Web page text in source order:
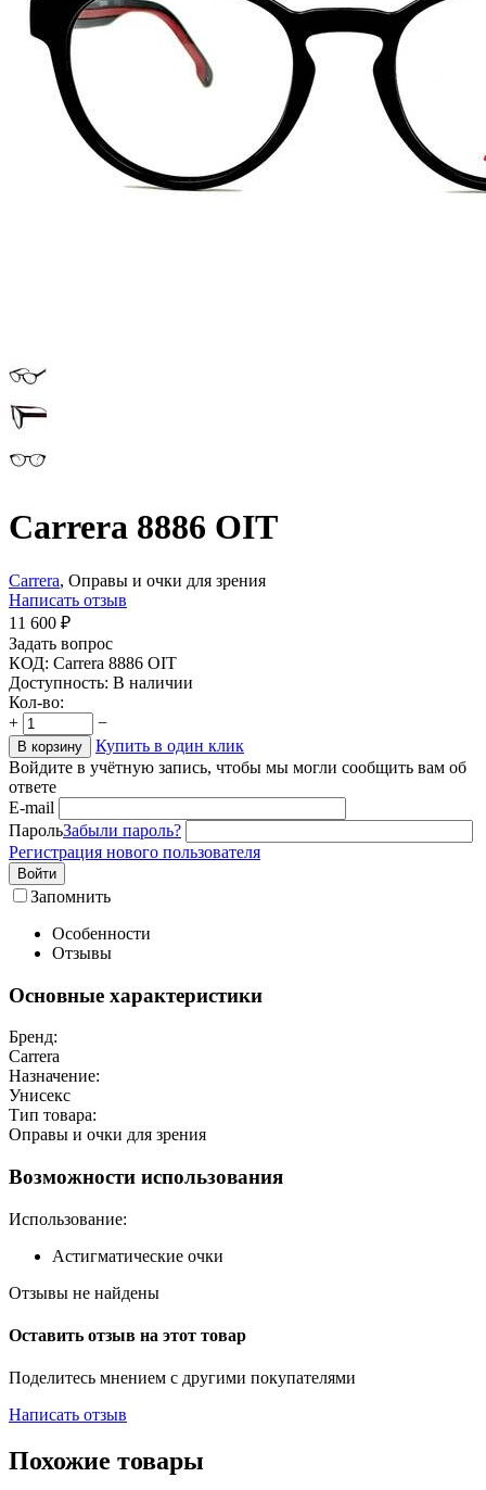
Carrera 8886 OIT
Carrera, Оправы и очки для зрения
Написать отзыв
11 600 ₽
Задать вопрос
КОД: Carrera 8886 OIT
Доступность: В наличии
Кол-во:
+
−
В корзину
Купить в один клик
Войдите в учётную запись, чтобы мы могли сообщить вам об
ответе
E-mail
ПарольЗабыли пароль?
Регистрация нового пользователя
Войти
Запомнить
Особенности
Отзывы
Основные характеристики
Бренд:
Carrera
Назначение:
Унисекс
Тип товара:
Оправы и очки для зрения
Возможности использования
Использование:
Астигматические очки
Отзывы не найдены
Оставить отзыв на этот товар
Поделитесь мнением с другими покупателями
Написать отзыв
Похожие товары